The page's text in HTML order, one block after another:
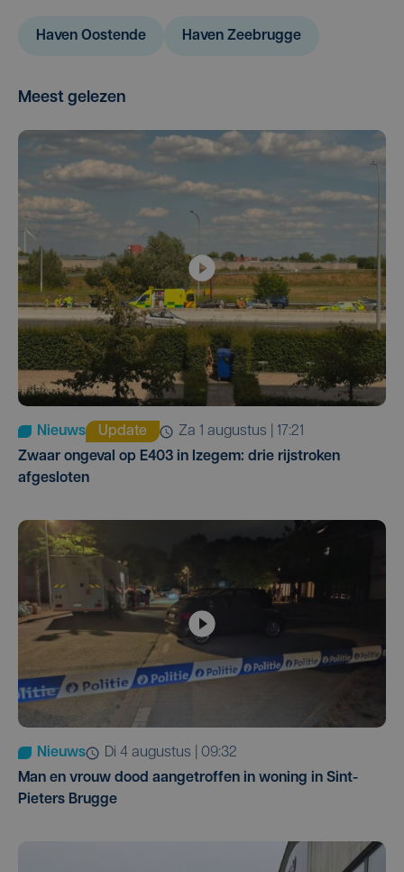
Haven Oostende Haven Zeebrugge
Meest gelezen
Nieuws Update
za 1 augustus | 17:21
Zwaar ongeval op E403 in Izegem: drie rijstroken
afgesloten
Nieuws
di 4 augustus | 09:32
Man en vrouw dood aangetroffen in woning in Sint-
Pieters Brugge